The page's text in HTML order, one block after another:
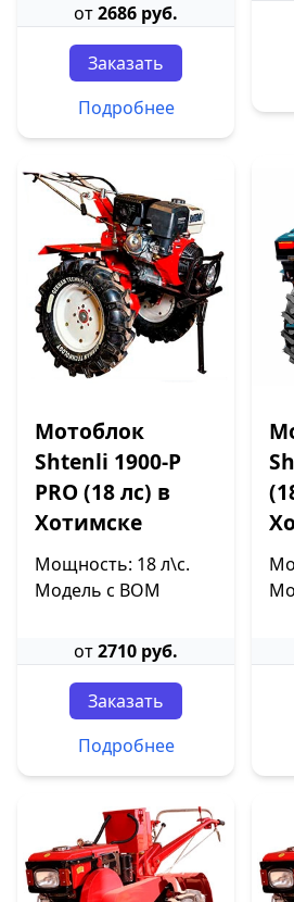
от2686 руб.
Заказать
Подробнее
Мотоблок
Shtenli 1900-P
PRO (18 лс) в
Хотимске
Мощность: 18 л\с.
Модель с ВОМ
от2710 руб.
Заказать
Подробнее